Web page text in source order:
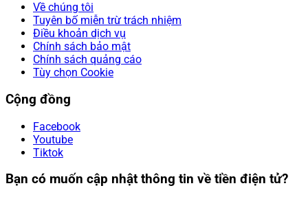
Về chúng tôi
Tuyên bố miễn trừ trách nhiệm
Điều khoản dịch vụ
Chính sách bảo mật
Chính sách quảng cáo
Tùy chọn Cookie
Cộng đồng
Facebook
Youtube
Tiktok
Bạn có muốn cập nhật thông tin về tiền điện tử?